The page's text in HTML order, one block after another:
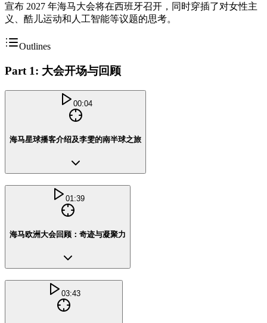
宣布 2027 年海马大会将在西班牙召开，同时穿插了对女性主
义、酷儿运动和人工智能等议题的思考。
Outlines
Part 1: 大会开场与回顾
00:04
海马星球播客介绍及李雯的南半球之旅
01:39
海马欧洲大会回顾：奇迹与凝聚力
03:43